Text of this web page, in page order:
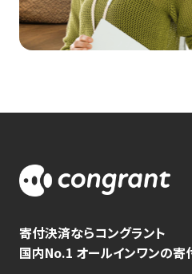
寄付決済ならコングラント
国内No.1 オールインワンの寄